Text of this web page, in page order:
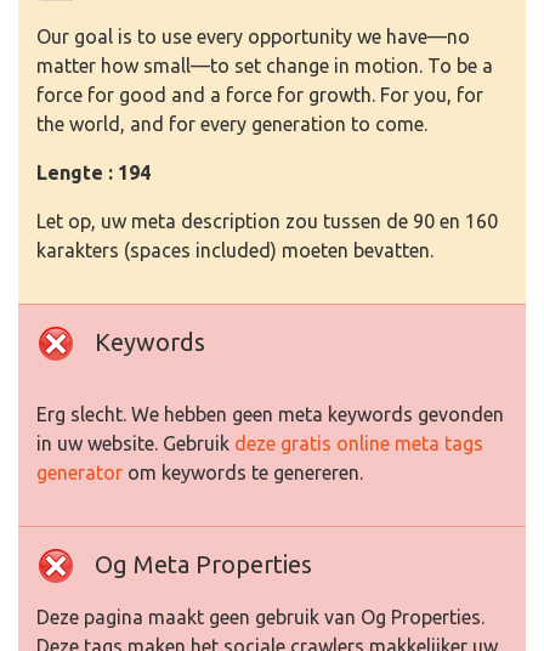
Our goal is to use every opportunity we have—no
matter how small—to set change in motion. To be a
force for good and a force for growth. For you, for
the world, and for every generation to come.
Lengte : 194
Let op, uw meta description zou tussen de 90 en 160
karakters (spaces included) moeten bevatten.
Keywords
Erg slecht. We hebben geen meta keywords gevonden
in uw website. Gebruik deze gratis online meta tags
generator om keywords te genereren.
Og Meta Properties
Deze pagina maakt geen gebruik van Og Properties.
Deze tags maken het sociale crawlers makkelijker uw